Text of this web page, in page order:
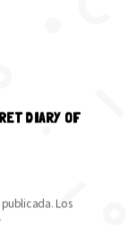
DIARY OF
Los